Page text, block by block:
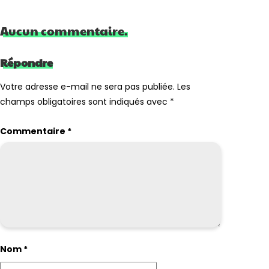
Aucun commentaire.
Répondre
Votre adresse e-mail ne sera pas publiée. Les
champs obligatoires sont indiqués avec *
Commentaire *
Nom *